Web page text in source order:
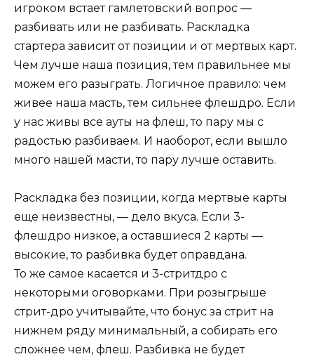
игроком встает гамлетовский вопрос —
разбивать или не разбивать. Раскладка
стартера зависит от позиции и от мертвых карт.
Чем лучше наша позиция, тем правильнее мы
можем его разыграть. Логичное правило: чем
живее наша масть, тем сильнее флешдро. Если
у нас живы все ауты на флеш, то пару мы с
радостью разбиваем. И наоборот, если вышло
много нашей масти, то пару лучше оставить.
Раскладка без позиции, когда мертвые карты
еще неизвестны, — дело вкуса. Если 3-
флешдро низкое, а оставшиеся 2 карты —
высокие, то разбивка будет оправдана.
То же самое касается и 3-стритдро с
некоторыми оговорками. При розыгрыше
стрит-дро учитывайте, что бонус за стрит на
нижнем ряду минимальный, а собирать его
сложнее чем, флеш. Разбивка не будет